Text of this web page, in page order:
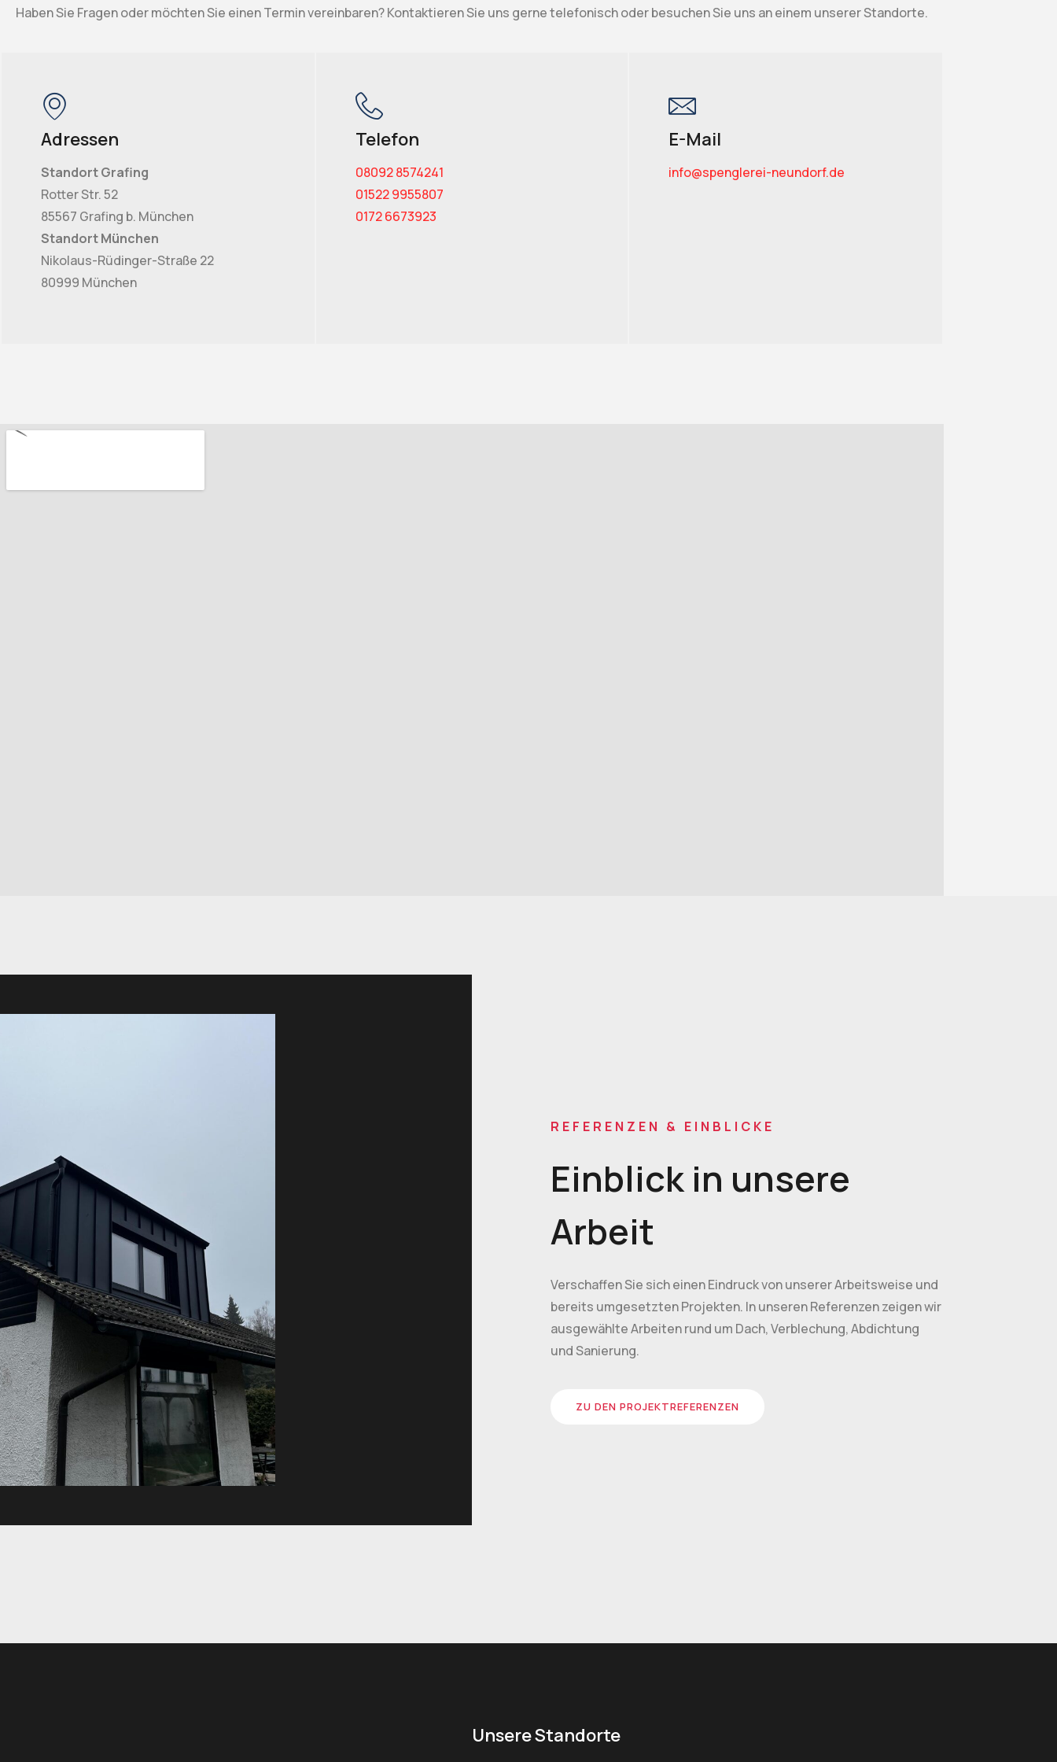
Haben Sie Fragen oder möchten Sie einen Termin vereinbaren? Kontaktieren Sie uns gerne telefonisch oder besuchen Sie uns an einem unserer Standorte.
Adressen
Standort Grafing
Rotter Str. 52
85567 Grafing b. München
Standort München
Nikolaus-Rüdinger-Straße 22
80999 München
Telefon
08092 8574241
01522 9955807
0172 6673923
E-Mail
info@spenglerei-neundorf.de
REFERENZEN & EINBLICKE
Einblick in unsere
Arbeit
Verschaffen Sie sich einen Eindruck von unserer Arbeitsweise und
bereits umgesetzten Projekten. In unseren Referenzen zeigen wir
ausgewählte Arbeiten rund um Dach, Verblechung, Abdichtung
und Sanierung.
ZU DEN PROJEKTREFERENZEN
Unsere Standorte